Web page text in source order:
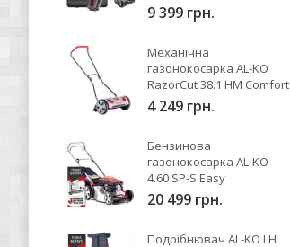
9 399 грн.
Механічна
газонокосарка AL-KO
RazorCut 38.1 HM Comfort
4 249 грн.
Бензинова
газонокосарка AL-KO
4.60 SP-S Easy
20 499 грн.
Подрібнювач AL-KO LH